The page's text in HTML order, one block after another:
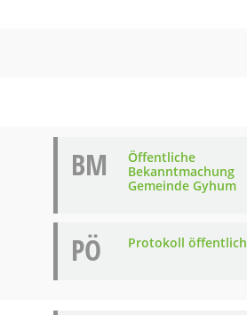
BM
Öffentliche
Bekanntmachung
Gemeinde Gyhum
PÖ Protokoll öffentlich